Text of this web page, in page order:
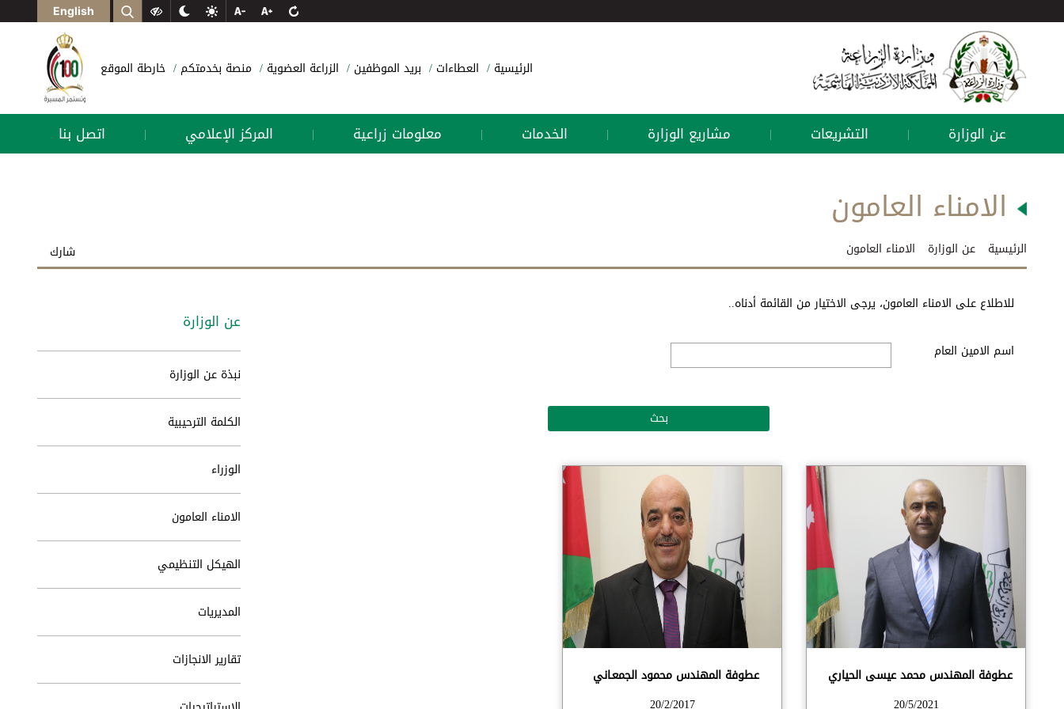
English
الرئيسية العطاءات بريد الموظفين الزراعة العضوية منصة بخدمتكم خارطة الموقع
عن الوزارة | التشريعات | مشاريع الوزارة | الخدمات | معلومات زراعية | المركز الإعلامي | اتصل بنا
الامناء العامون
الرئيسية عن الوزارة الامناء العامون شارك
للاطلاع على الامناء العامون، يرجى الاختيار من القائمة أدناه..
اسم الامين العام
عطوفة المهندس محمد عيسى الحياري
20/5/2021
عطوفة المهندس محمود الجمعـاني
20/2/2017
عن الوزارة
نبذة عن الوزارة
الكلمة الترحيبية
الوزراء
الامناء العامون
الهيكل التنظيمي
المديريات
تقارير الانجازات